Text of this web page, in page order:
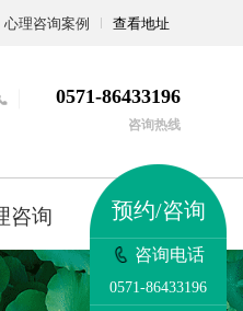
心理咨询案例 查看地址
0571-86433196
咨询热线
咨询 更多
预约/咨询
咨询电话
0571-86433196